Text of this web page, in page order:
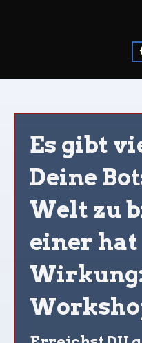
Es gibt
Deine
Welt zu
einer